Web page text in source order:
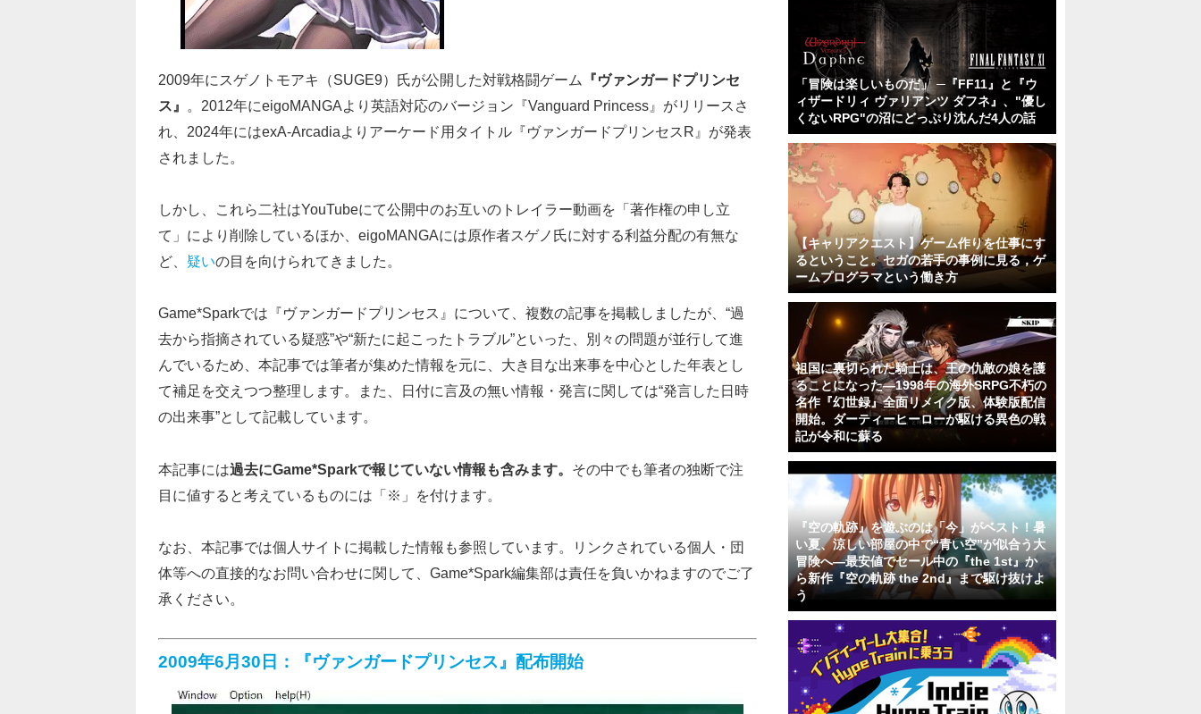
2009年にスゲノトモアキ（SUGE9）氏が公開した対戦格闘ゲーム
『ヴァンガードプリンセ
ス』
。2012年にeigoMANGAより英語対応のバージョン『Vanguard Princess』がリリースさ
れ、2024年にはexA-Arcadiaよりアーケード用タイトル『ヴァンガードプリンセスR』が発表
されました。
しかし、これら二社はYouTubeにて公開中のお互いのトレイラー動画を「著作権の申し立
て」により削除しているほか、eigoMANGAには原作者スゲノ氏に対する利益分配の有無な
ど、 疑いの目を向けられてきました。
Game*Sparkでは『ヴァンガードプリンセス』について、複数の記事を掲載しましたが、“過
去から指摘されている疑惑”や“新たに起こったトラブル”といった、別々の問題が並行して進
んでいるため、本記事では筆者が集めた情報を元に、大き目な出来事を中心とした年表とし
て補足を交えつつ整理します。また、日付に言及の無い情報・発言に関しては“発言した日時
の出来事”として記載しています。
本記事には過去にGame*Sparkで報じていない情報も含みます。 その中でも筆者の独断で注
目に値すると考えているものには「※」を付けます。
なお、本記事では個人サイトに掲載した情報も参照しています。
リンクされている個人・団
体等への直接的なお問い合わせに関して、Game*Spark編集部は責任を負いかねますのでご了
承ください。
2009年6月30日：『ヴァンガードプリンセス』配布開始
「冒険は楽しいものだ」 ─『FF11』と『ウ
ィザードリィ ヴァリアンツ ダフネ』、"優し
くないRPG"の沼にどっぷり沈んだ4人の話
【キャリアクエスト】ゲーム作りを仕事にす
るということ。セガの若手の事例に見る，ゲ
ームプログラマという働き方
祖国に裏切られた騎士は、王の仇敵の娘を護
ることになった―1998年の海外SRPG不朽の
名作『幻世録』全面リメイク版、体験版配信
開始。ダーティーヒーローが駆ける異色の戦
記が令和に蘇る
『空の軌跡』を遊ぶのは「今」がベスト！暑
い夏、涼しい部屋の中で“青い空”が似合う大
冒険へ―最安値でセール中の『the 1st』か
ら新作『空の軌跡 the 2nd』まで駆け抜けよ
う